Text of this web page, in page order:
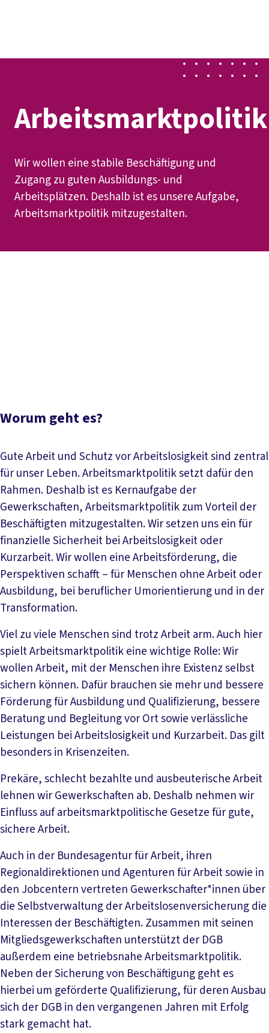
Mitmachen Politik
Arbeitsmarktpolitik
Wir wollen eine stabile Beschäftigung und
Zugang zu guten Ausbildungs- und
Arbeitsplätzen. Deshalb ist es unsere Aufgabe,
Arbeitsmarktpolitik mitzugestalten.
Worum geht es?
Gute Arbeit und Schutz vor Arbeitslosigkeit sind zentral
für unser Leben. Arbeitsmarktpolitik setzt dafür den
Rahmen. Deshalb ist es Kernaufgabe der
Gewerkschaften, Arbeitsmarktpolitik zum Vorteil der
Beschäftigten mitzugestalten. Wir setzen uns ein für
finanzielle Sicherheit bei Arbeitslosigkeit oder
Kurzarbeit. Wir wollen eine Arbeitsförderung, die
Perspektiven schafft – für Menschen ohne Arbeit oder
Ausbildung, bei beruflicher Umorientierung und in der
Transformation.
Viel zu viele Menschen sind trotz Arbeit arm. Auch hier
spielt Arbeitsmarktpolitik eine wichtige Rolle: Wir
wollen Arbeit, mit der Menschen ihre Existenz selbst
sichern können. Dafür brauchen sie mehr und bessere
Förderung für Ausbildung und Qualifizierung, bessere
Beratung und Begleitung vor Ort sowie verlässliche
Leistungen bei Arbeitslosigkeit und Kurzarbeit. Das gilt
besonders in Krisenzeiten.
Prekäre, schlecht bezahlte und ausbeuterische Arbeit
lehnen wir Gewerkschaften ab. Deshalb nehmen wir
Einfluss auf arbeitsmarktpolitische Gesetze für gute,
sichere Arbeit.
Auch in der Bundesagentur für Arbeit, ihren
Regionaldirektionen und Agenturen für Arbeit sowie in
den Jobcentern vertreten Gewerkschafter*innen über
die Selbstverwaltung der Arbeitslosenversicherung die
Interessen der Beschäftigten. Zusammen mit seinen
Mitgliedsgewerkschaften unterstützt der DGB
außerdem eine betriebsnahe Arbeitsmarktpolitik.
Neben der Sicherung von Beschäftigung geht es
hierbei um geförderte Qualifizierung, für deren Ausbau
sich der DGB in den vergangenen Jahren mit Erfolg
stark gemacht hat.